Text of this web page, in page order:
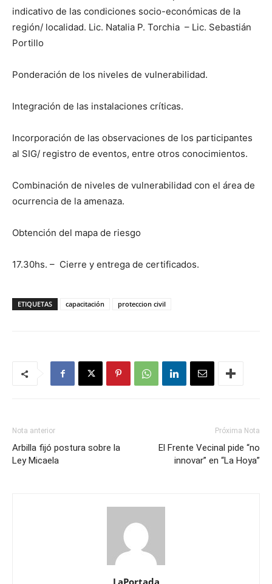
indicativo de las condiciones socio-económicas de la
región/ localidad. Lic. Natalia P. Torchia – Lic. Sebastián
Portillo
Ponderación de los niveles de vulnerabilidad.
Integración de las instalaciones críticas.
Incorporación de las observaciones de los participantes
al SIG/ registro de eventos, entre otros conocimientos.
Combinación de niveles de vulnerabilidad con el área de
ocurrencia de la amenaza.
Obtención del mapa de riesgo
17.30hs. – Cierre y entrega de certificados.
ETIQUETAS capacitación proteccion civil
Nota anterior
Arbilla fijó postura sobre la
Ley Micaela
Próxima Nota
El Frente Vecinal pide “no
innovar” en “La Hoya”
LaPortada